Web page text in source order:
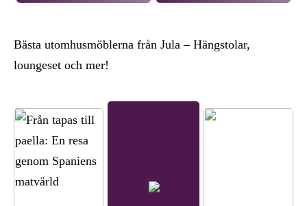
Bästa utomhusmöblerna från Jula – Hängstolar,
loungeset och mer!